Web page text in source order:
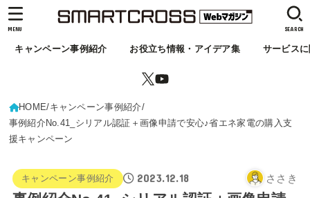
キャンペーン事例紹介 お役立ち情報・アイデア集 サービス
SEARCH
MENU
HOME キャンペーン事例紹介
事例紹介No.41_シリアル認証＋画像申請で安心♪省エネ家電の購入支
援キャンペーン
キャンペーン事例紹介 2023.12.18 ささき